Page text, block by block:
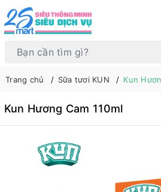
Trang chủ Sữa tươi KUN Kun
Kun Hương Cam 110ml